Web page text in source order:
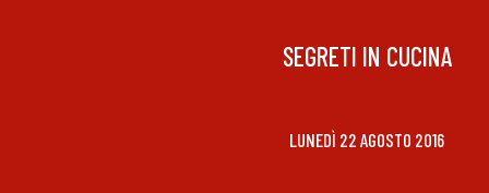
SEGRETI IN CUCINA
LUNEDÌ 22 AGOSTO 2016